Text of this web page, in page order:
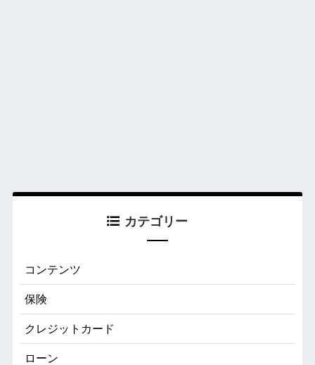
カテゴリー
コンテンツ
保険
クレジットカード
ローン